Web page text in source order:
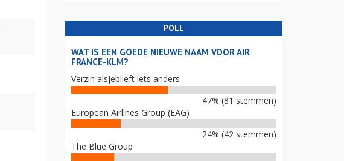
POLL
WAT IS EEN GOEDE NIEUWE NAAM VOOR AIR
FRANCE-KLM?
Verzin alsjeblieft iets anders
47% (81 stemmen)
European Airlines Group (EAG)
24% (42 stemmen)
The Blue Group